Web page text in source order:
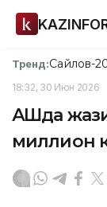
Тренд:Сайлов-
18:32, 30 Июн 2026
АҚШда
миллион